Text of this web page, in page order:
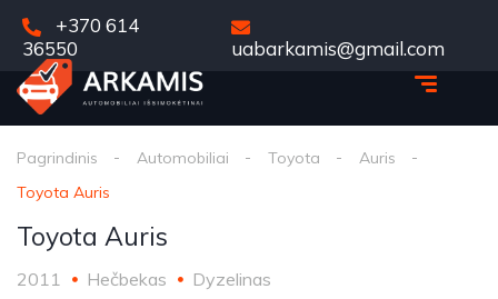
+370 614
36550
uabarkamis@gmail.com
Pagrindinis Automobiliai Toyota
Auris
Toyota Auris
Toyota Auris
2011 Hečbekas Dyzelinas